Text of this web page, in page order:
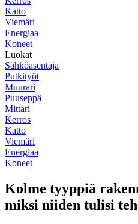
Katto
Viemäri
Energiaa
Koneet
Luokat
Sähköasentaja
Putkityöt
Muurari
Puuseppä
Mittari
Kerros
Katto
Viemäri
Energiaa
Koneet
Kolme tyyppiä
miksi niiden tulisi